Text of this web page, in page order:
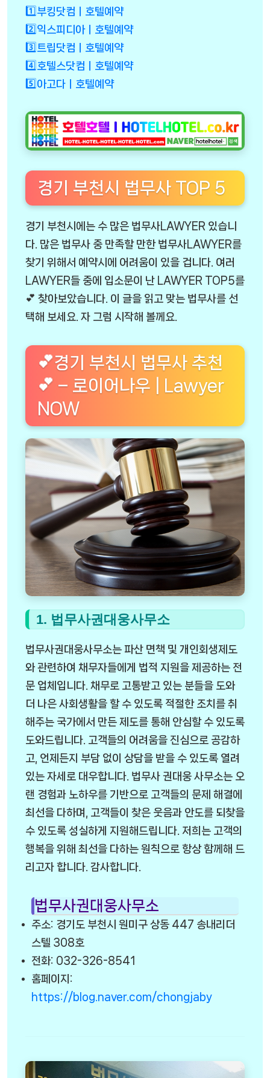
1️⃣부킹닷컴ㅣ호텔예약
2️⃣익스피디아ㅣ호텔예약
3️⃣트립닷컴ㅣ호텔예약
4️⃣호텔스닷컴ㅣ호텔예약
5️⃣아고다ㅣ호텔예약
경기 부천시 법무사 TOP 5
경기 부천시에는 수 많은 법무사LAWYER 있습니
다. 많은 법무사 중 만족할 만한 법무사LAWYER를
찾기 위해서 예약시에 어려움이 있을 겁니다. 여러
LAWYER들 중에 입소문이 난 LAWYER TOP5를
💕 찾아보았습니다. 이 글을 읽고 맞는 법무사를 선
택해 보세요. 자 그럼 시작해 볼께요.
💕경기 부천시 법무사 추천
💕 – 로이어나우 | Lawyer
NOW
1. 법무사권대웅사무소
법무사권대웅사무소는 파산 면책 및 개인회생제도
와 관련하여 채무자들에게 법적 지원을 제공하는 전
문 업체입니다. 채무로 고통받고 있는 분들을 도와
더 나은 사회생활을 할 수 있도록 적절한 조치를 취
해주는 국가에서 만든 제도를 통해 안심할 수 있도록
도와드립니다. 고객들의 어려움을 진심으로 공감하
고, 언제든지 부담 없이 상담을 받을 수 있도록 열려
있는 자세로 대우합니다. 법무사 권대웅 사무소는 오
랜 경험과 노하우를 기반으로 고객들의 문제 해결에
최선을 다하며, 고객들이 찾은 웃음과 안도를 되찾을
수 있도록 성실하게 지원해드립니다. 저희는 고객의
행복을 위해 최선을 다하는 원칙으로 항상 함께해 드
리고자 합니다. 감사합니다.
법무사권대웅사무소
주소: 경기도 부천시 원미구 상동 447 송내리더
스텔 308호
전화: 032-326-8541
홈페이지:
https://blog.naver.com/chongjaby